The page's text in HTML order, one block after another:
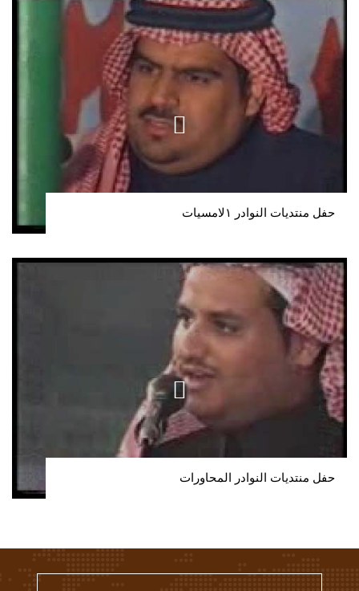
حفل منتديات النوادر ١لامسيات
حفل منتديات النوادر المحاورات